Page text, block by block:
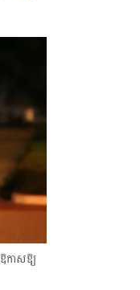
កាសឱ្យ